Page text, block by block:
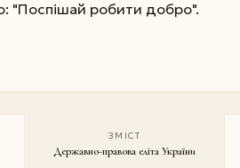
"Поспішай робити добро".
ЗМІСТ
Державно-правова еліта України